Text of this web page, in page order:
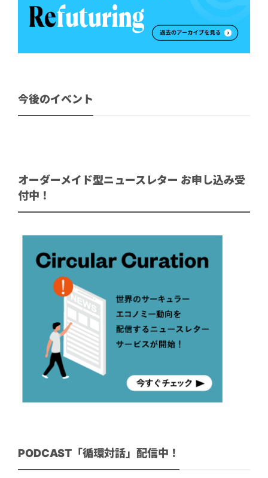
今後のイベント
オーダーメイド型ニュースレター お申し込み受
付中！
PODCAST「循環対話」配信中！